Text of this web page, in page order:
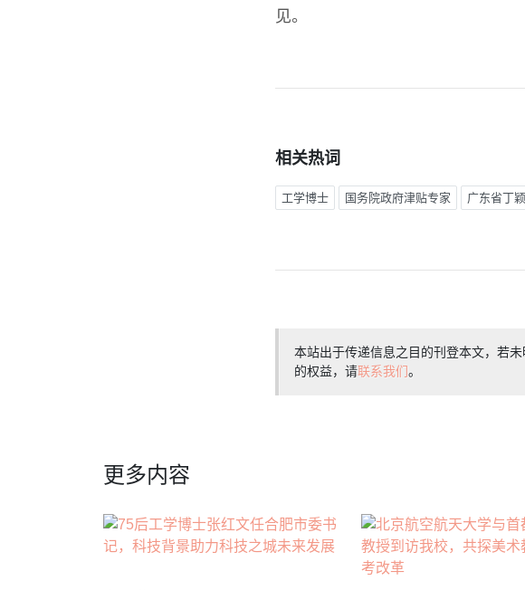
见。
相关热词
工学博士 国务院政府津贴专家 广东省丁
本站出于传递信息之目的刊登本文，若
的权益，请联系我们。
更多内容